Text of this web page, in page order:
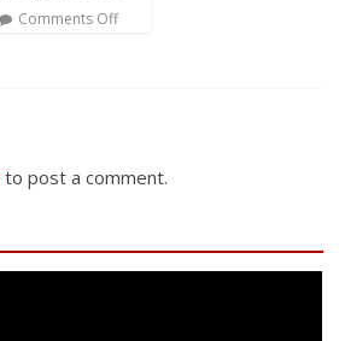
Comments Off
to post a comment.